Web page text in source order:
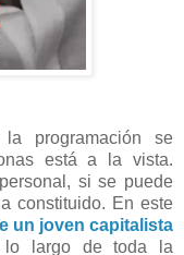
programación se
está a la vista.
si se puede
constituido. En este
un joven capitalista
lo largo de toda la